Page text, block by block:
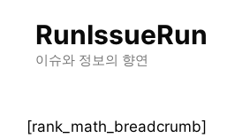
RunIssueRun
이슈와 정보의 향연
[rank_math_breadcrumb]